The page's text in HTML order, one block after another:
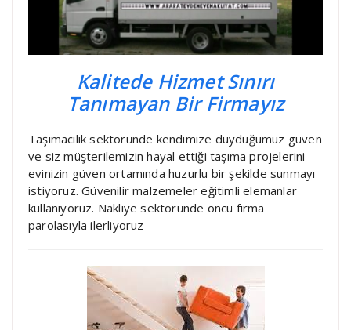
Kalitede Hizmet Sınırı
Tanımayan Bir Firmayız
Taşımacılık sektöründe kendimize duyduğumuz güven
ve siz müşterilemizin hayal ettiği taşıma projelerini
evinizin güven ortamında huzurlu bir şekilde sunmayı
istiyoruz. Güvenilir malzemeler eğitimli elemanlar
kullanıyoruz. Nakliye sektöründe öncü firma
parolasıyla ilerliyoruz